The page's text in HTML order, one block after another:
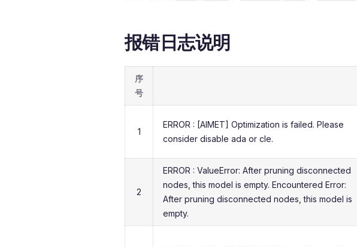
报错日志说明
序
号
1
ERROR : [AIMET] Optimization is failed. Please
consider disable ada or cle.
2
ERROR : ValueError: After pruning disconnected
nodes, this model is empty. Encountered Error:
After pruning disconnected nodes, this model is
empty.